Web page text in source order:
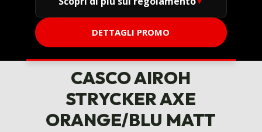
DETTAGLI PROMO
CASCO AIROH
STRYCKER AXE
ORANGE/BLU MATT